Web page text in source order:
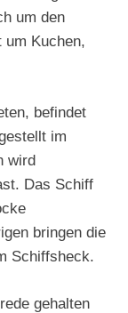
um den
um Kuchen,
befindet
im
wird
Das Schiff
bringen die
Schiffsheck.
gehalten